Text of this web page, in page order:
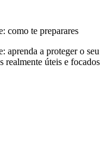
como te preparares
a proteger o seu
realmente úteis e focados